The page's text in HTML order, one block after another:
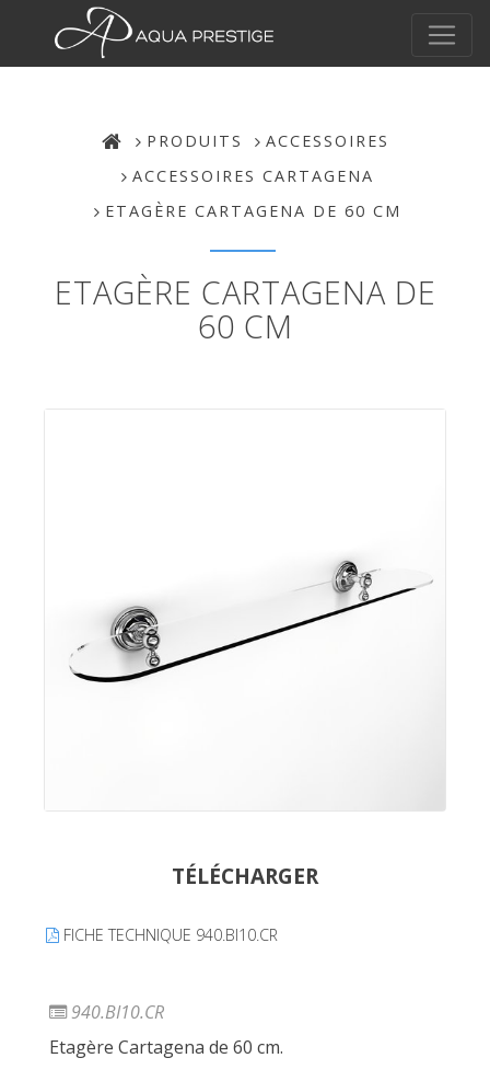
PRODUITS
ACCESSOIRES
ACCESSOIRES CARTAGENA
ETAGÈRE CARTAGENA DE 60 CM
ETAGÈRE CARTAGENA DE
60 CM
TÉLÉCHARGER
FICHE TECHNIQUE 940.BI10.CR
940.BI10.CR
Etagère Cartagena de 60 cm.